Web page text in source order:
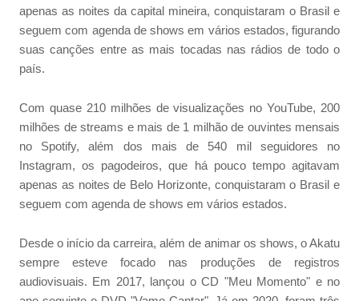
apenas as noites da capital mineira, conquistaram o Brasil e
seguem com agenda de shows em vários estados, figurando
suas canções entre as mais tocadas nas rádios de todo o
país.
Com quase 210 milhões de visualizações no YouTube, 200
milhões de streams e mais de 1 milhão de ouvintes mensais
no Spotify, além dos mais de 540 mil seguidores no
Instagram, os pagodeiros, que há pouco tempo agitavam
apenas as noites de Belo Horizonte, conquistaram o Brasil e
seguem com agenda de shows em vários estados.
Desde o início da carreira, além de animar os shows, o Akatu
sempre esteve focado nas produções de registros
audiovisuais. Em 2017, lançou o CD "Meu Momento" e no